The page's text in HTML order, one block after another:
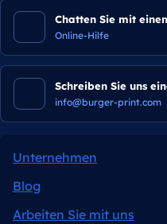
Chatten Sie mit
Online-Hilfe
Schreiben Sie uns
info@burger-print.com
Unternehmen
Blog
Arbeiten Sie mit uns